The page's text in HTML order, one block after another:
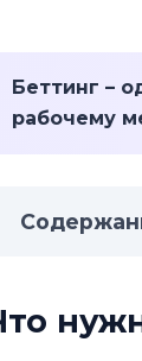
Беттинг –
рабочему